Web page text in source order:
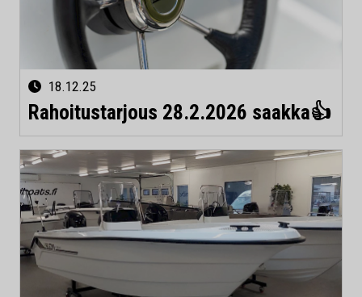
18.12.25
Rahoitustarjous 28.2.2026 saakka👍